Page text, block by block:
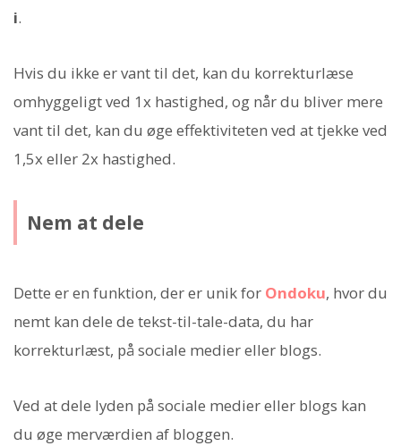
i.
Hvis du ikke er vant til det, kan du korrekturlæse
omhyggeligt ved 1x hastighed, og når du bliver mere
vant til det, kan du øge effektiviteten ved at tjekke ved
1,5x eller 2x hastighed.
Nem at dele
Dette er en funktion, der er unik for Ondoku, hvor du
nemt kan dele de tekst-til-tale-data, du har
korrekturlæst, på sociale medier eller blogs.
Ved at dele lyden på sociale medier eller blogs kan
du øge merværdien af bloggen.